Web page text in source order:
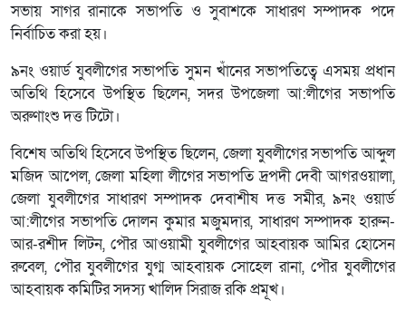
সভায় সাগর রানাকে সভাপতি ও সুবাশকে সাধারণ সম্পাদক পদে
নির্বাচিত করা হয়।
৯নং ওয়ার্ড যুবলীগের সভাপতি সুমন খাঁনের সভাপতিত্বে এসময় প্রধান
অতিথি হিসেবে উপস্থিত ছিলেন, সদর উপজেলা আ:লীগের সভাপতি
অরুণাংশু দত্ত টিটো।
বিশেষ অতিথি হিসেবে উপস্থিত ছিলেন, জেলা যুবলীগের সভাপতি আব্দুল
মজিদ আপেল, জেলা মহিলা লীগের সভাপতি দ্রপদী দেবী আগরওয়ালা,
জেলা যুবলীগের সাধারণ সম্পাদক দেবাশীষ দত্ত সমীর, ৯নং ওয়ার্ড
আ:লীগের সভাপতি দোলন কুমার মজুমদার, সাধারণ সম্পাদক হারুন-
আর-রশীদ লিটন, পৌর আওয়ামী যুবলীগের আহবায়ক আমির হোসেন
রুবেল, পৌর যুবলীগের যুগ্ম আহবায়ক সোহেল রানা, পৌর যুবলীগের
আহবায়ক কমিটির সদস্য খালিদ সিরাজ রকি প্রমূখ।